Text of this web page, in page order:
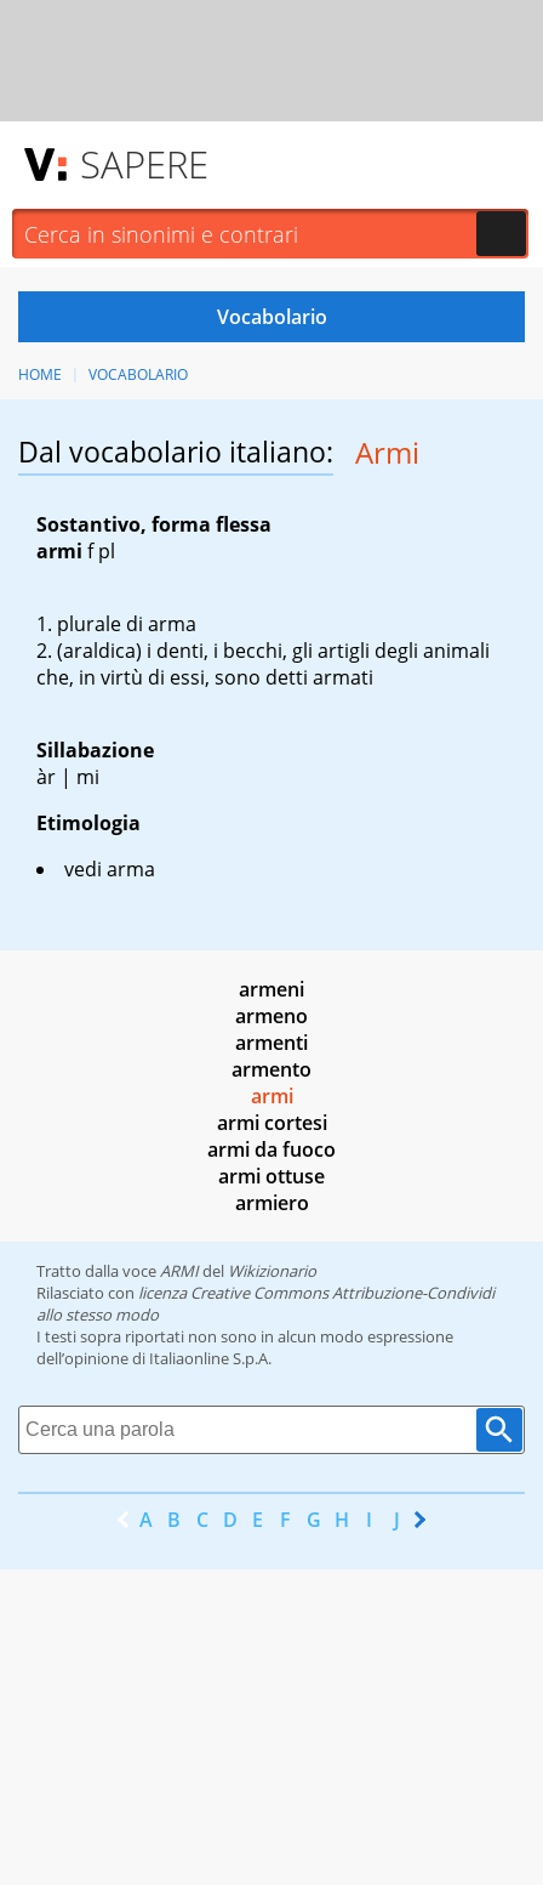
SAPERE
HOME VOCABOLARIO
Dal vocabolario italiano: Armi
Sostantivo, forma flessa
armi f pl
plurale di arma
(araldica) i denti, i becchi, gli artigli degli animali
che, in virtù di essi, sono detti armati
Sillabazione
àr | mi
Etimologia
vedi arma
armeni
armeno
armenti
armento
armi
armi cortesi
armi da fuoco
armi ottuse
armiero
Tratto dalla voceARMIdel Wikizionario
Rilasciato con licenza Creative Commons Attribuzione-Condividi
allo stesso modo
I testi sopra riportati non sono in alcun modo espressione
dell’opinione di Italiaonline S.p.A.
A B C D E F G H I J K